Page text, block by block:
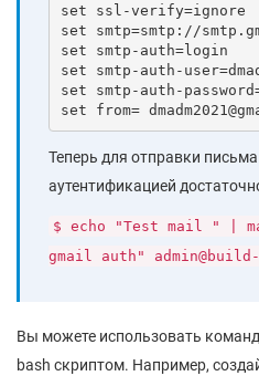
set ssl-verify=ignore
set smtp=smtp://
set smtp-auth=login
set smtp-auth-
set smtp-auth-
set from=
Теперь для отправки
аутентификацией
$ echo "Test mail " |
gmail auth"
Вы можете использовать
bash скриптом. Например,